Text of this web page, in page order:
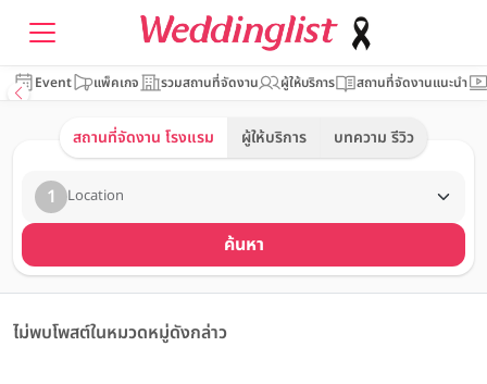
Event แพ็คเกจ รวมสถานที่จัดงาน ผู้ให้บริการ สถานที่จัดงานแนะนำ
สถานที่จัดงาน โรงแรม ผู้ให้บริการ บทความ รีวิว
1 Location
ค้นหา
ไม่พบโพสต์ในหมวดหมู่ดังกล่าว